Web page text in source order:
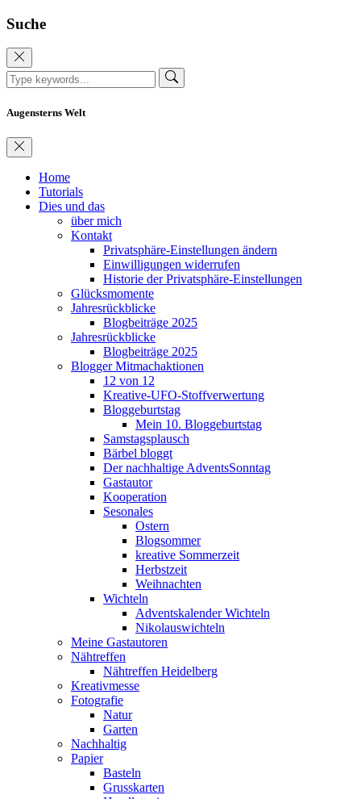
Suche
Augensterns Welt
Home
Tutorials
Dies und das
über mich
Kontakt
Privatsphäre-Einstellungen ändern
Einwilligungen widerrufen
Historie der Privatsphäre-Einstellungen
Glücksmomente
Jahresrückblicke
Blogbeiträge 2025
Jahresrückblicke
Blogbeiträge 2025
Blogger Mitmachaktionen
12 von 12
Kreative-UFO-Stoffverwertung
Bloggeburtstag
Mein 10. Bloggeburtstag
Samstagsplausch
Bärbel bloggt
Der nachhaltige AdventsSonntag
Gastautor
Kooperation
Sesonales
Ostern
Blogsommer
kreative Sommerzeit
Herbstzeit
Weihnachten
Wichteln
Adventskalender Wichteln
Nikolauswichteln
Meine Gastautoren
Nähtreffen
Nähtreffen Heidelberg
Kreativmesse
Fotografie
Natur
Garten
Nachhaltig
Papier
Basteln
Grusskarten